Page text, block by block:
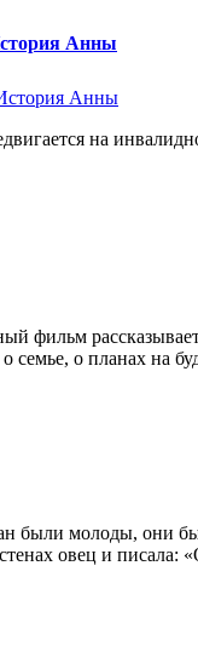
Анны
на
фильм
семье, о планах на
были молоды, они
овец и писала: